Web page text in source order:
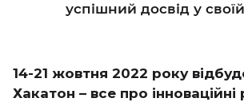
успішний досвід у
14-21 жовтня 2022 року
Хакатон – все про інноваційні